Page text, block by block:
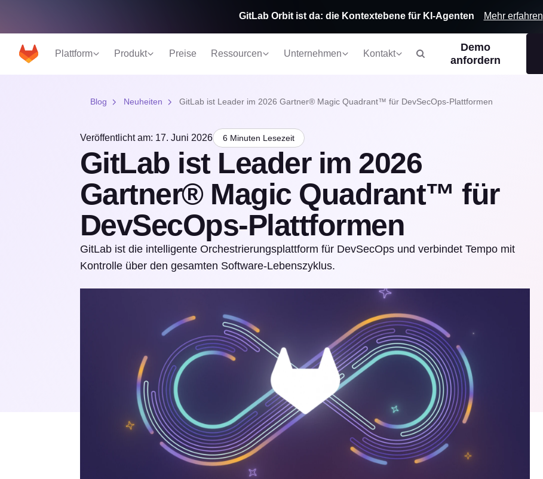
Plattform Produkt Preise Ressourcen Unternehmen Kontakt
Demo
anfordern
GitLab Orbit ist da: die Kontextebene für KI-Agenten Mehr erfahren
Blog Neuheiten GitLab ist Leader im 2026 Gartner® Magic Quadrant™ für DevSecOps-Plattformen
Veröffentlicht am: 17. Juni 2026 6 Minuten Lesezeit
GitLab ist Leader im 2026
Gartner® Magic Quadrant™ für
DevSecOps-Plattformen
GitLab ist die intelligente Orchestrierungsplattform für DevSecOps und verbindet Tempo mit
Kontrolle über den gesamten Software-Lebenszyklus.